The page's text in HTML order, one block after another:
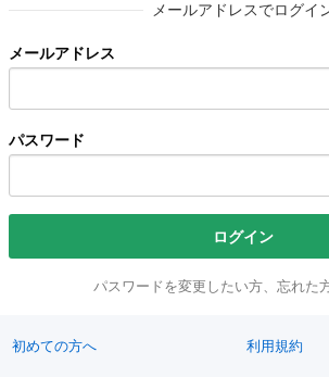
メールアドレスでログイ
メールアドレス
パスワード
ログイン
パスワードを変更したい方、忘れた
初めての方へ 利用規約